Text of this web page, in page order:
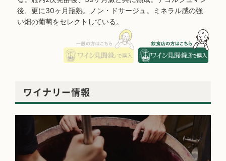
後、更に30ヶ月瓶熟。ノン・ドサージュ。ミネラル感の強
い畑の葡萄をセレクトしている。
ワイナリー情報